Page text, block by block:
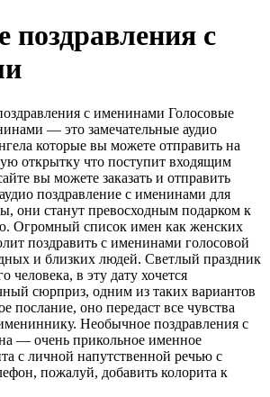
поздравления с
Голосовые
— это замечательные аудио
которые вы можете отправить на
открытку что поступит входящим
вы можете заказать и отправить
поздравление с именинами для
станут превосходным подарком к
Огромный список имен как женских
поздравить с именинами голосовой
и близких людей. Светлый праздник
человека, в эту дату хочется
сюрприз, одним из таких вариантов
послание, оно передаст все чувства
Необычное поздравления с
— очень прикольное именное
с личной напутственной речью с
пожалуй, добавить колорита к